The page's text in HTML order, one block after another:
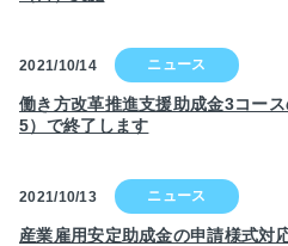
2021/10/14
働き方改革推進支援助成金3コー
5）で終了します
2021/10/13
産業雇用安定助成金の申請様式対